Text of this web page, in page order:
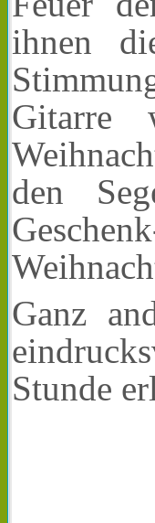
ihnen
Gitarre
den
Ganz
Stunde